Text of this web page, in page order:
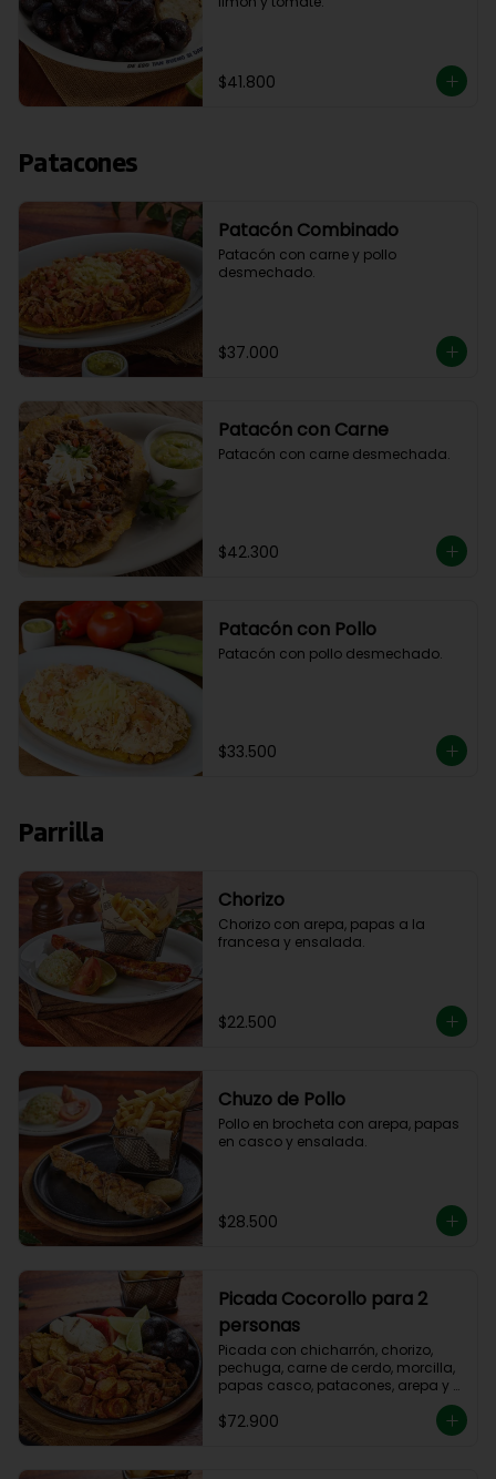
$41.800
Patacones
Patacón Combinado
Patacón con carne y pollo
desmechado.
$37.000
Patacón con Carne
Patacón con carne desmechada.
$42.300
Patacón con Pollo
Patacón con pollo desmechado.
$33.500
Parrilla
Chorizo
Chorizo con arepa, papas a la
francesa y ensalada.
$22.500
Chuzo de Pollo
Pollo en brocheta con arepa, papas
en casco y ensalada.
$28.500
Picada Cocorollo para 2
personas
Picada con chicharrón, chorizo,
pechuga, carne de cerdo, morcilla,
papas casco, patacones, arepa y
$72.900